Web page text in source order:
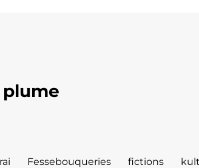
plume
Fessebouqueries fictions